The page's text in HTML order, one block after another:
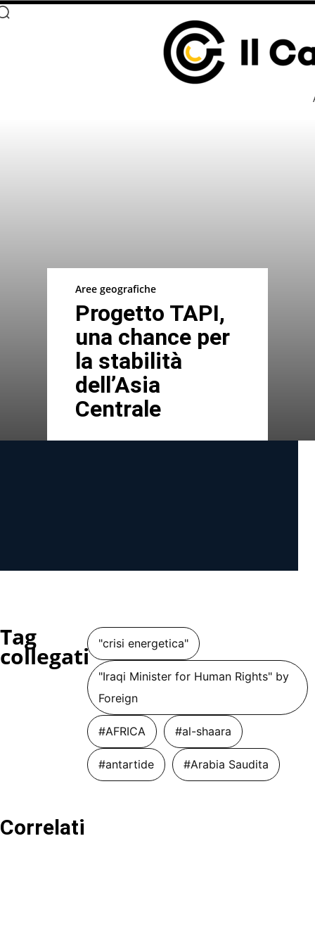
Aree geografiche
Progetto TAPI,
una chance per
la stabilità
dell’Asia
Centrale
Tag
collegati "crisi energetica"
"Iraqi Minister for Human Rights" by
Foreign
#AFRICA #al-shaara
#antartide #Arabia Saudita
Correlati